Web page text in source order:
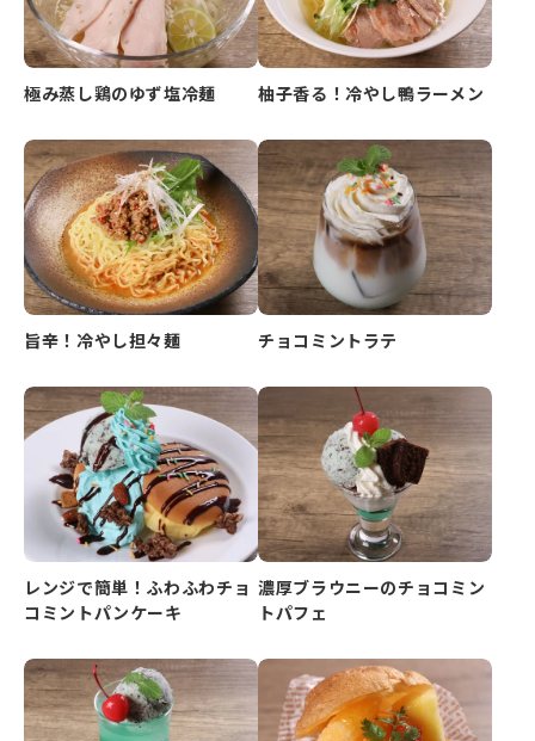
極み蒸し鶏のゆず塩冷麺 柚子香る！冷やし鴨ラーメン
旨辛！冷やし担々麺 チョコミントラテ
レンジで簡単！ふわふわチョ
コミントパンケーキ
濃厚ブラウニーのチョコミン
トパフェ